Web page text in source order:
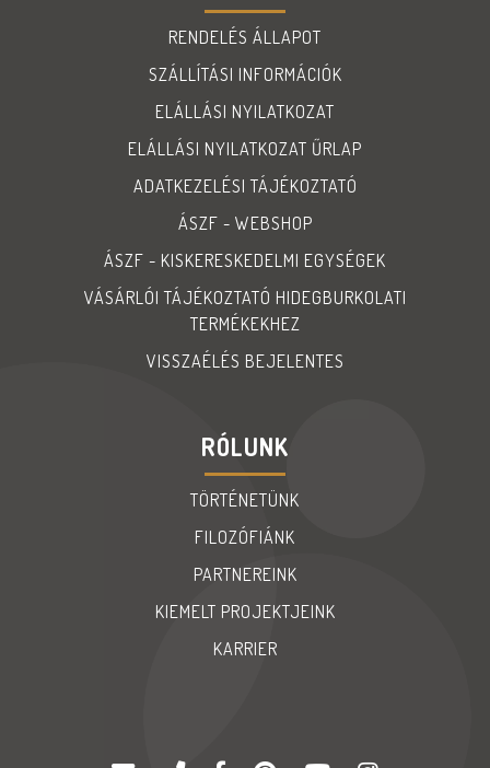
RENDELÉS ÁLLAPOT
SZÁLLÍTÁSI INFORMÁCIÓK
ELÁLLÁSI NYILATKOZAT
ELÁLLÁSI NYILATKOZAT ŰRLAP
ADATKEZELÉSI TÁJÉKOZTATÓ
ÁSZF - WEBSHOP
ÁSZF - KISKERESKEDELMI EGYSÉGEK
VÁSÁRLÓI TÁJÉKOZTATÓ HIDEGBURKOLATI
TERMÉKEKHEZ
VISSZAÉLÉS BEJELENTES
RÓLUNK
TÖRTÉNETÜNK
FILOZÓFIÁNK
PARTNEREINK
KIEMELT PROJEKTJEINK
KARRIER